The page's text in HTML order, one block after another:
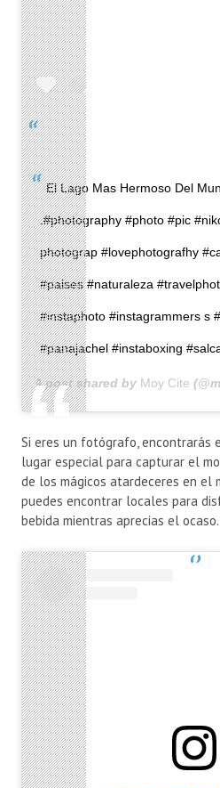
El Lago Mas Hermoso Del
.#photography #photo #pic
photograp #lovephotografhy
#paises #naturaleza
#instaphoto #instagrammers s
#panajachel #instaboxing
A post shared by Moy Cite
Si eres un fotógrafo, encontrarás
lugar especial para capturar el
de los mágicos atardeceres en el
puedes encontrar locales para
bebida mientras aprecias el ocaso.